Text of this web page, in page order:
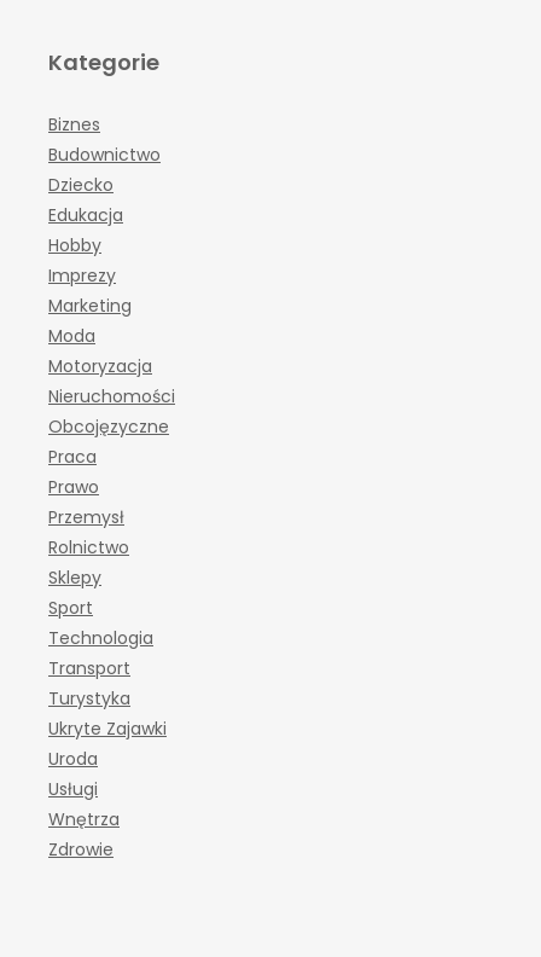
Kategorie
Biznes
Budownictwo
Dziecko
Edukacja
Hobby
Imprezy
Marketing
Moda
Motoryzacja
Nieruchomości
Obcojęzyczne
Praca
Prawo
Przemysł
Rolnictwo
Sklepy
Sport
Technologia
Transport
Turystyka
Ukryte Zajawki
Uroda
Usługi
Wnętrza
Zdrowie